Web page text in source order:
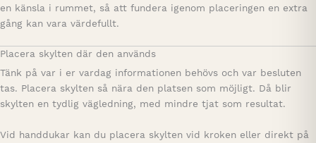
en känsla i rummet, så att fundera igenom placeringen en extra
gång kan vara värdefullt.
Placera skylten där den används
Tänk på var i er vardag informationen behövs och var besluten
tas. Placera skylten så nära den platsen som möjligt. Då blir
skylten en tydlig vägledning, med mindre tjat som resultat.
Vid handdukar kan du placera skylten vid kroken eller direkt på